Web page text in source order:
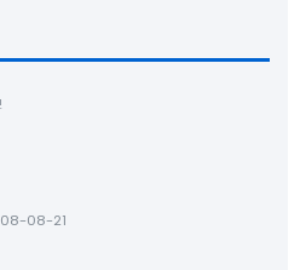
08-21